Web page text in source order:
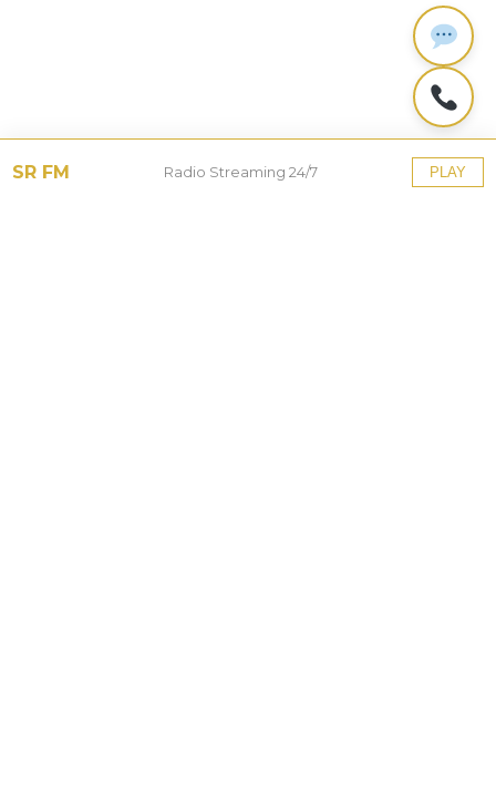
SR FM Radio Streaming 24/7 PLAY